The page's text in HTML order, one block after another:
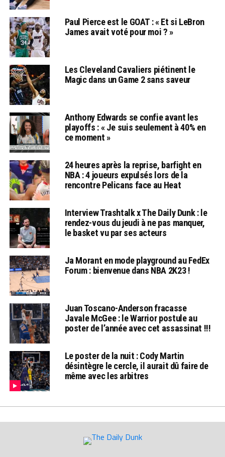
Paul Pierce est le GOAT : « Et si LeBron
James avait voté pour moi ? »
Les Cleveland Cavaliers piétinent le
Magic dans un Game 2 sans saveur
Anthony Edwards se confie avant les
playoffs : « Je suis seulement à 40% en
ce moment »
24 heures après la reprise, barfight en
NBA : 4 joueurs expulsés lors de la
rencontre Pelicans face au Heat
Interview Trashtalk x The Daily Dunk : le
rendez-vous du jeudi à ne pas manquer,
le basket vu par ses acteurs
Ja Morant en mode playground au FedEx
Forum : bienvenue dans NBA 2K23 !
Juan Toscano-Anderson fracasse
Javale McGee : le Warrior postule au
poster de l’année avec cet assassinat !!!
Le poster de la nuit : Cody Martin
désintègre le cercle, il aurait dû faire de
même avec les arbitres